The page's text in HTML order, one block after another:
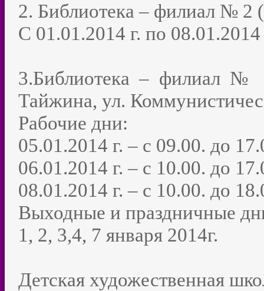
2. Библиотека – филиал № 2
С 01.01.2014 г. по 08.01.2014
3.Библиотека – филиал
Тайжина, ул.
Рабочие дни:
05.01.2014 г. – с 09.00. до
06.01.2014 г. – с 10.00. до
08.01.2014 г. – с 10.00. до
Выходные и праздничные
1, 2, 3,4, 7 января 2014г.
Детская художественная